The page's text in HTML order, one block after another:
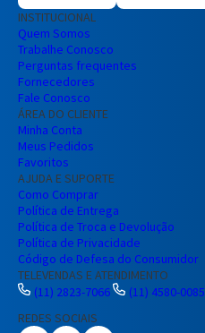
INSTITUCIONAL
Quem Somos
Trabalhe Conosco
Perguntas frequentes
Fornecedores
Fale Conosco
ÁREA DO CLIENTE
Minha Conta
Meus Pedidos
Favoritos
AJUDA E SUPORTE
Como Comprar
Política de Entrega
Política de Troca e Devolução
Política de Privacidade
Código de Defesa do Consumidor
TELEVENDAS E ATENDIMENTO
(11) 2823-7066
(11) 4580-0085
REDES SOCIAIS